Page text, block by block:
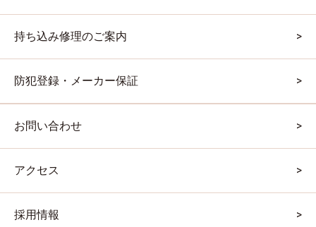
持ち込み修理のご案内
防犯登録・メーカー保証
お問い合わせ
アクセス
採用情報